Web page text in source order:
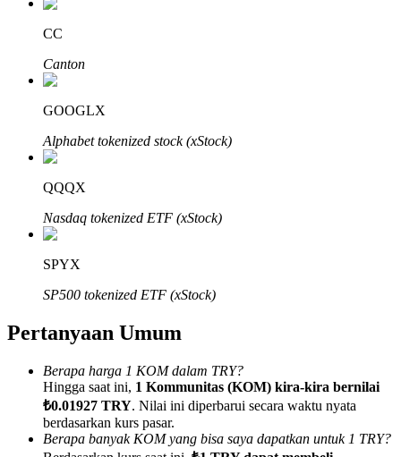
Afiliasi Bitrue
Hingga 65% Komisi!
Referensi
Undang teman untuk mendapatkan imbalan tunai
BTC Welcome Rewards
CC
Canton
GOOGLX
Alphabet tokenized stock (xStock)
QQQX
Nasdaq tokenized ETF (xStock)
SPYX
SP500 tokenized ETF (xStock)
Pertanyaan Umum
Berapa harga 1 KOM dalam TRY?
Hingga saat ini, 1 Kommunitas (KOM) kira-kira bernilai
₺0.01927 TRY. Nilai ini diperbarui secara waktu nyata
berdasarkan kurs pasar.
Berapa banyak KOM yang bisa saya dapatkan untuk 1 TRY?